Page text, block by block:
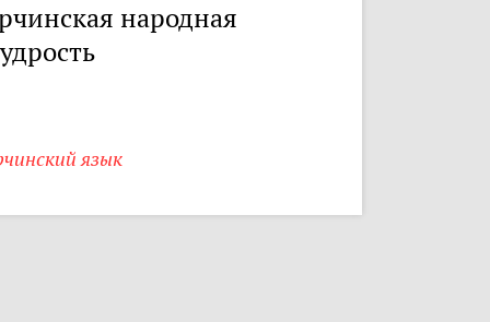
народная
язык